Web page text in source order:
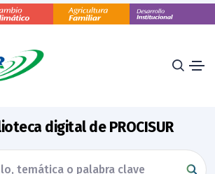
digital de PROCISUR